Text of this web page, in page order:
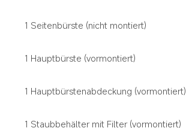
1 Seitenbürste (nicht montiert)
1 Hauptbürste (vormontiert)
1 Hauptbürstenabdeckung (vormontiert)
1 Staubbehälter mit Filter (vormontiert)